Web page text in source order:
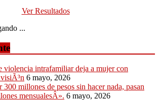
Ver Resultados
...
violencia intrafamiliar deja a mujer con
6 mayo, 2026
millones de pesos sin hacer nada, pasan
mensualesÂ». 6 mayo, 2026